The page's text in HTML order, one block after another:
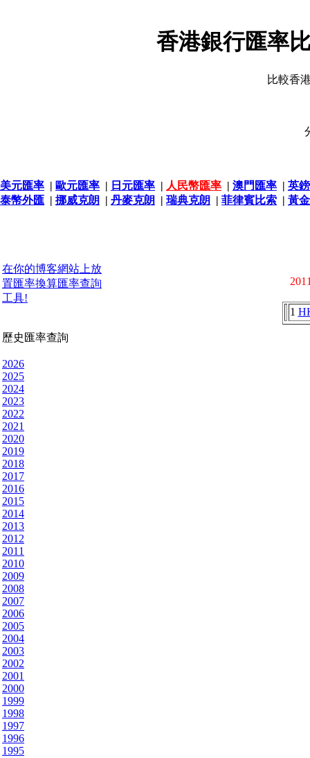
香港銀行匯率
比較香
美元匯率 | 歐元匯率 | 日元匯率 | 人民幣匯率 | 澳門匯率 | 英
泰幣外匯 | 挪威克朗 | 丹麥克朗 | 瑞典克朗 | 菲律賓比索 | 黃
在你的博客網站上放
置匯率換算匯率查詢
工具!
歷史匯率查詢
2026
2025
2024
2023
2022
2021
2020
2019
2018
2017
2016
2015
2014
2013
2012
2011
2010
2009
2008
2007
2006
2005
2004
2003
2002
2001
2000
1999
1998
1997
1996
1995
1